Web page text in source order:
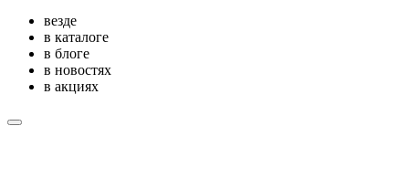
везде
в каталоге
в блоге
в новостях
в акциях